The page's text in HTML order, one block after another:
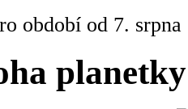
období od 7.